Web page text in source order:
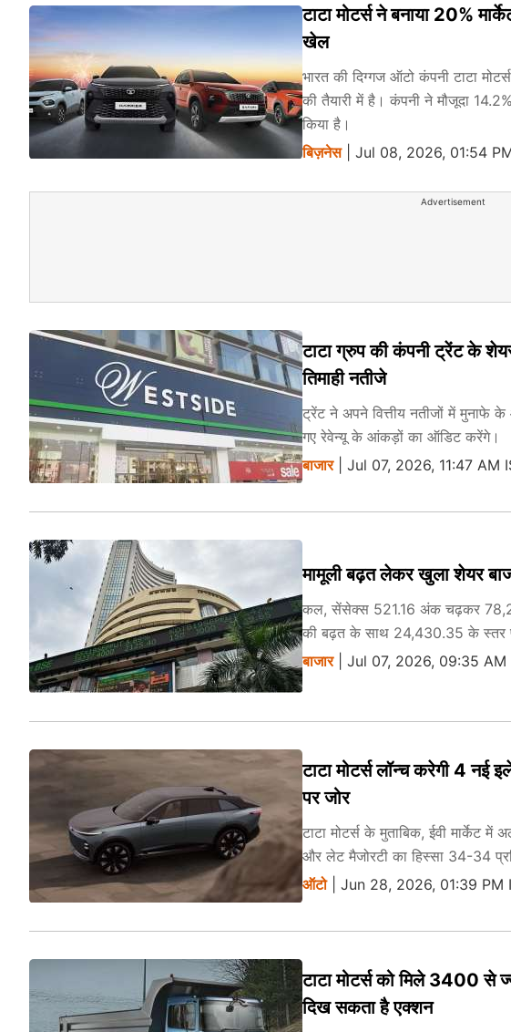
टाटा मोटर्स ने बनाया 20%
खेल
भारत की दिग्गज ऑटो कंपनी टाटा
की तैयारी में है। कंपनी ने मौजूदा
किया है।
बिज़नेस| Jul 08, 2026, 01:54
Advertisement
टाटा ग्रुप की कंपनी ट्रेंट के
तिमाही नतीजे
ट्रेंट ने अपने वित्तीय नतीजों में मुनाफे
गए रेवेन्यू के आंकड़ों का ऑडिट करेंगे।
बाजार| Jul 07, 2026, 11:47 AM
मामूली बढ़त लेकर खुला शेयर
कल, सेंसेक्स 521.16 अंक चढ़कर
की बढ़त के साथ 24,430.35 के स्तर
बाजार| Jul 07, 2026, 09:35 AM
टाटा मोटर्स लॉन्च करेगी 4 नई
पर जोर
टाटा मोटर्स के मुताबिक, ईवी मार्केट में
और लेट मैजोरटी का हिस्सा 34-34
ऑटो| Jun 28, 2026, 01:39 PM
टाटा मोटर्स को मिले 3400 से
दिख सकता है एक्शन